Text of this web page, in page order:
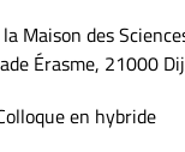
Maison des
Érasme, 21000
en hybride